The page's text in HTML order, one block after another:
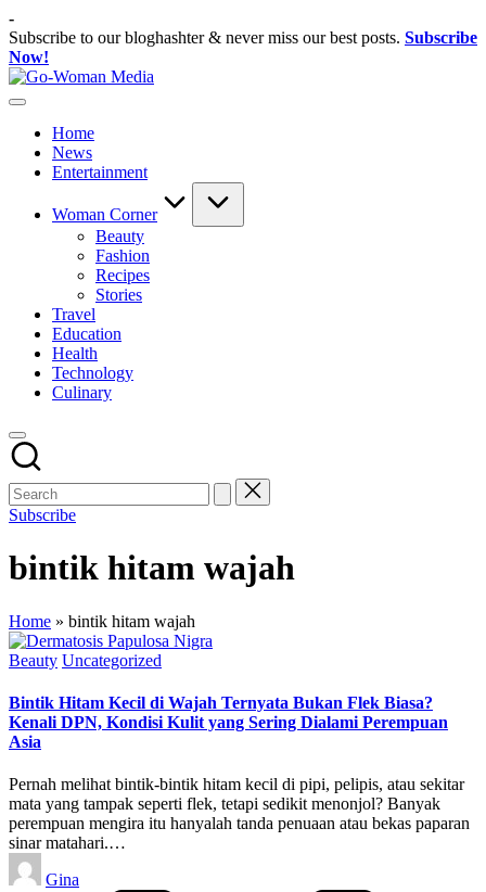
Skip
to
content
-
Subscribe to our bloghashter & never miss our best posts. Subscribe
Now!
Portal
Untuk
Wanita
Indonesia
Home
News
Entertainment
Woman Corner
Beauty
Fashion
Recipes
Stories
Travel
Education
Health
Technology
Culinary
Subscribe
bintik hitam wajah
Home » bintik hitam wajah
Posted
Beauty Uncategorized
Bintik Hitam Kecil di Wajah Ternyata Bukan Flek Biasa?
Kenali DPN, Kondisi Kulit yang Sering Dialami Perempuan
Asia
Pernah melihat bintik-bintik hitam kecil di pipi, pelipis, atau sekitar
mata yang tampak seperti flek, tetapi sedikit menonjol? Banyak
perempuan mengira itu hanyalah tanda penuaan atau bekas paparan
sinar matahari.…
Posted
by
Gina